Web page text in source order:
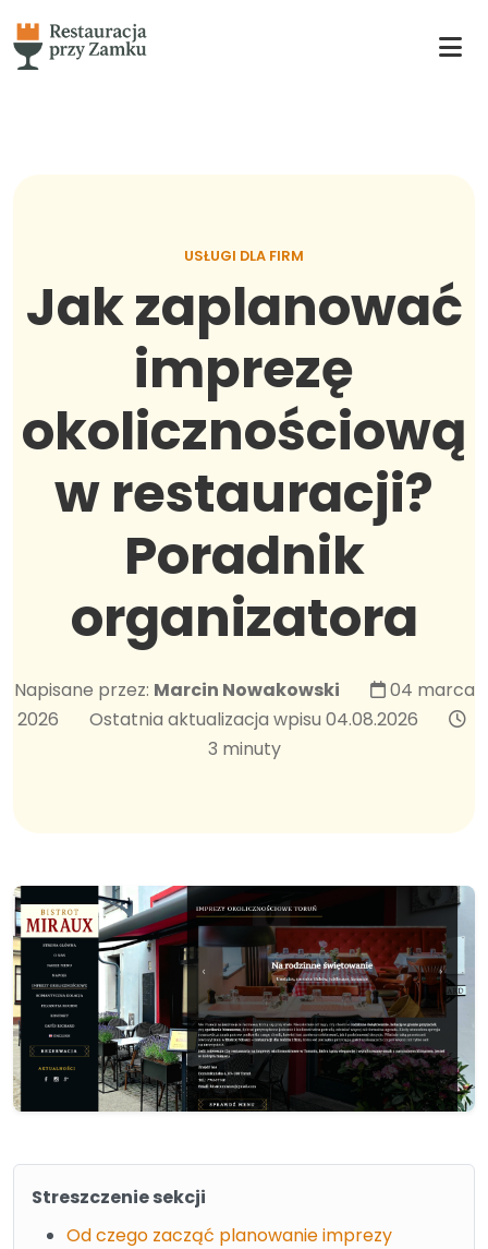
USŁUGI DLA FIRM
Jak zaplanować
imprezę
okolicznościową
w restauracji?
Poradnik
organizatora
Napisane przez: Marcin Nowakowski
04 marca
2026
Ostatnia aktualizacja wpisu 04.08.2026
3 minuty
Streszczenie sekcji
Od czego zacząć planowanie imprezy